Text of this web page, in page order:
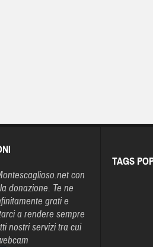
con
donazione. Te ne
grati e
a rendere sempre
nostri servizi tra cui
TAGS